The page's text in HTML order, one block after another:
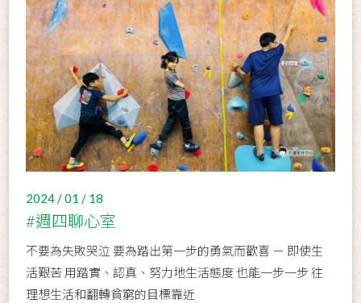
2024 / 01 / 18
#週四聊心室
不要為失敗哭泣 要為踏出第一步的勇氣而歡喜 － 即使生
活艱苦 用踏實、認真、努力地生活態度 也能一步一步 往
理想生活和翻轉貧窮的目標靠近